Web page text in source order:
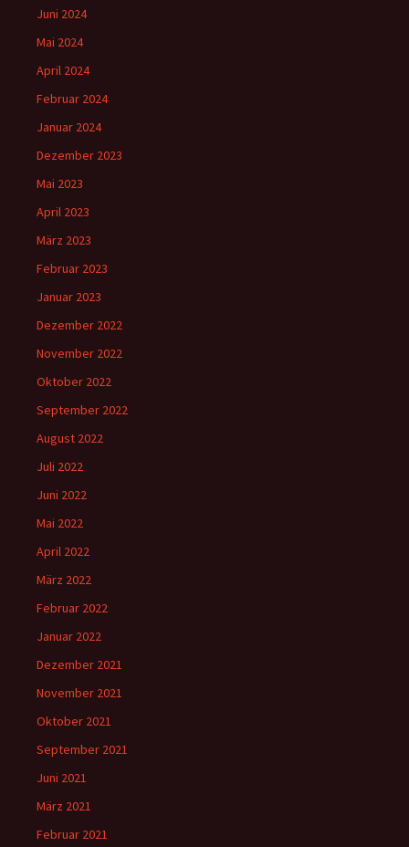
Juni 2024
Mai 2024
April 2024
Februar 2024
Januar 2024
Dezember 2023
Mai 2023
April 2023
März 2023
Februar 2023
Januar 2023
Dezember 2022
November 2022
Oktober 2022
September 2022
August 2022
Juli 2022
Juni 2022
Mai 2022
April 2022
März 2022
Februar 2022
Januar 2022
Dezember 2021
November 2021
Oktober 2021
September 2021
Juni 2021
März 2021
Februar 2021